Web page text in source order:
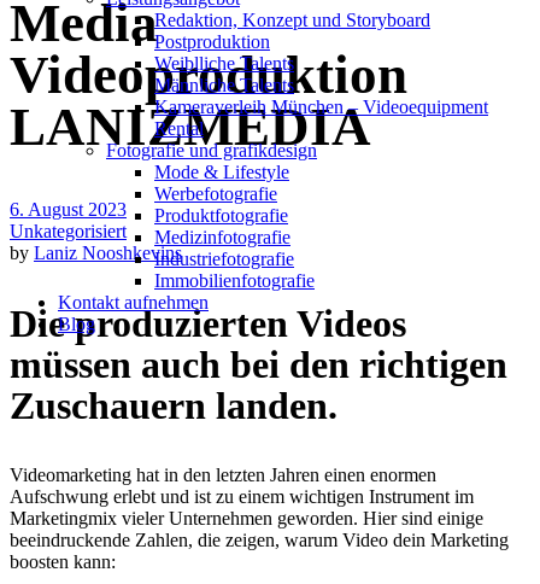
Redak­ti­on, Kon­zept und Storyboard
Post­pro­duk­ti­on
Weiblliche Talents
Männliche Talents
Kameraverleih München – Videoequipment
Rental
Fotografie und grafikdesign
Mode & Lifestyle
Werbefotografie
Produktfotografie
Medizinfotografie
Industriefotografie
Immobilienfotografie
Kontakt aufnehmen
Blog
Media
Videoproduktion
LANIZMEDIA
6. August 2023
Unkategorisiert
by Laniz Nooshkevins
Die produzierten Videos
müssen auch bei den richtigen
Zuschauern landen.
Videomarketing hat in den letzten Jahren einen enormen
Aufschwung erlebt und ist zu einem wichtigen Instrument im
Marketingmix vieler Unternehmen geworden. Hier sind einige
beeindruckende Zahlen, die zeigen, warum Video dein Marketing
boosten kann: